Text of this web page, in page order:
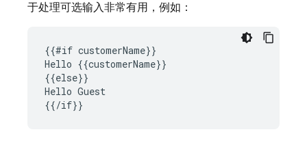
于处理可选输入非常有用，例如：
{{#if customerName}}
Hello {{customerName}}
{{else}}
Hello Guest